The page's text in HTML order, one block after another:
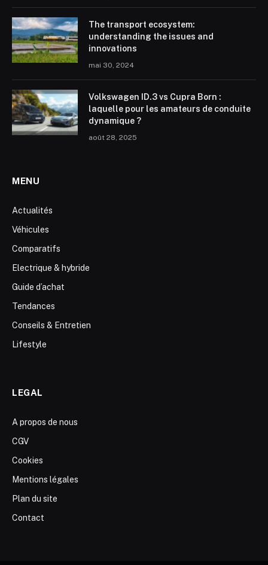
The transport ecosystem:
understanding the issues and
innovations
mai 30, 2024
Volkswagen ID.3 vs Cupra Born :
laquelle pour les amateurs de conduite
dynamique ?
août 28, 2025
MENU
Actualités
Véhicules
Comparatifs
Electrique & hybride
Guide d’achat
Tendances
Conseils & Entretien
Lifestyle
LEGAL
A propos de nous
CGV
Cookies
Mentions légales
Plan du site
Contact